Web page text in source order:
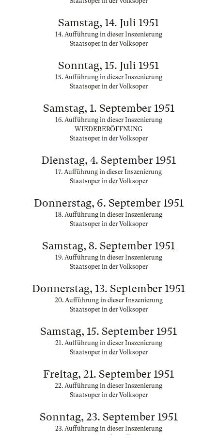
Samstag, 14. Juli 1951
14. Aufführung in dieser Inszenierung
Staatsoper in der Volksoper
Sonntag, 15. Juli 1951
15. Aufführung in dieser Inszenierung
Staatsoper in der Volksoper
Samstag, 1. September 1951
16. Aufführung in dieser Inszenierung
WIEDERERÖFFNUNG
Staatsoper in der Volksoper
Dienstag, 4. September 1951
17. Aufführung in dieser Inszenierung
Staatsoper in der Volksoper
Donnerstag, 6. September 1951
18. Aufführung in dieser Inszenierung
Staatsoper in der Volksoper
Samstag, 8. September 1951
19. Aufführung in dieser Inszenierung
Staatsoper in der Volksoper
Donnerstag, 13. September 1951
20. Aufführung in dieser Inszenierung
Staatsoper in der Volksoper
Samstag, 15. September 1951
21. Aufführung in dieser Inszenierung
Staatsoper in der Volksoper
Freitag, 21. September 1951
22. Aufführung in dieser Inszenierung
Staatsoper in der Volksoper
Sonntag, 23. September 1951
23. Aufführung in dieser Inszenierung